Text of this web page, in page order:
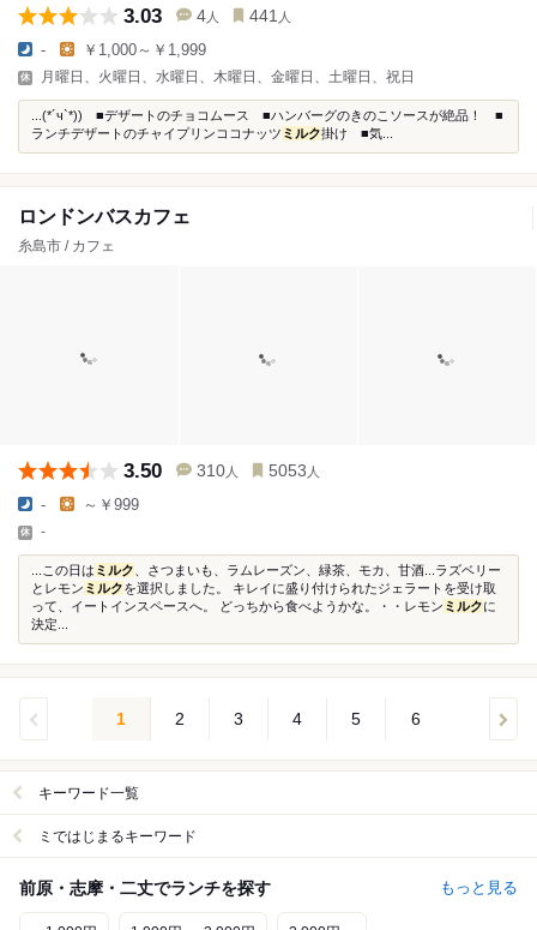
3.03 4 人 441 人
- ￥1,000～￥1,999
月曜日、火曜日、水曜日、木曜日、金曜日、土曜日、祝日
...(*´ч`*)) ■デザートのチョコムース ■ハンバーグのきのこソースが絶品！ ■
ランチデザートのチャイプリンココナッツ ミルク掛け ■気...
ロンドンバスカフェ
糸島市 / カフェ
3.50 310 人 5053 人
- ～￥999
-
...この日は ミルク 、さつまいも、ラムレーズン、緑茶、モカ、甘酒...ラズベリー
とレモン ミルクを選択しました。 キレイに盛り付けられたジェラートを受け取
って、イートインスペースへ。 どっちから食べようかな。・・レモン ミルクに
決定...
1 2 3 4 5 6
キーワード一覧
ミではじまるキーワード
前原・志摩・二丈でランチを探す もっと見る